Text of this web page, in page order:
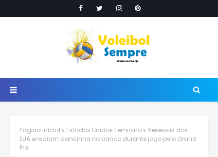
Página inicial Estados Unidos Feminino
Reservas dos
EUA ensaiam dancinha no banco durante jogo pelo Grand
Prix